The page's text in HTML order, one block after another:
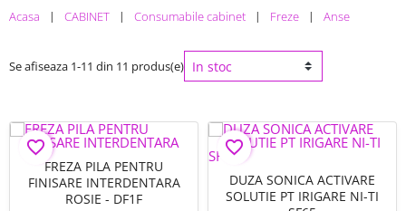
Acasa CABINET Consumabile cabinet Freze Anse
Se afiseaza 1-11 din 11 produs(e)
FREZA PILA PENTRU
FINISARE INTERDENTARA
ROSIE - DF1F
favorite_border
DUZA SONICA ACTIVARE
SOLUTIE PT IRIGARE NI-TI
favorite_border